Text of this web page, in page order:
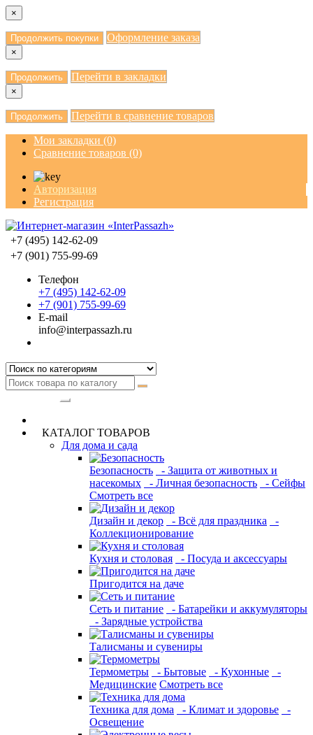
×
Продолжить покупки Оформление заказа
×
Продолжить Перейти в закладки
×
Продолжить Перейти в сравнение товаров
Мои закладки (0)
Сравнение товаров (0)
Авторизация
Регистрация
+7 (495) 142-62-09
+7 (901) 755-99-69
Телефон
+7 (495) 142-62-09
+7 (901) 755-99-69
E-mail
info@interpassazh.ru
КАТАЛОГ ТОВАРОВ
Для дома и сада
Безопасность
- Защита от животных и
насекомых
- Личная безопасность
- Сейфы
Смотреть все
Дизайн и декор - Всё для праздника
-
Коллекционирование
Кухня и столовая - Посуда и аксессуары
Пригодится на даче
Сеть и питание
- Батарейки и аккумуляторы
- Зарядные устройства
Талисманы и сувениры
Термометры - Бытовые - Кухонные
-
Медицинские Смотреть все
Техника для дома - Климат и здоровье
-
Освещение